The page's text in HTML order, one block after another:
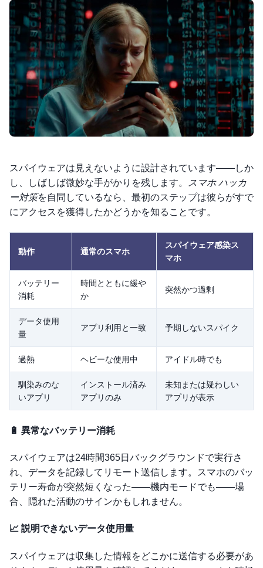
スパイウェアは見えないように設計されています——しか
し、しばしば微妙な手がかりを残します。
スマホ ハッカ
ー対策を自問しているなら、最初のステップは彼らがすで
にアクセスを獲得したかどうかを知ることです。
動作 通常のスマホ
スパイウェア感染ス
マホ
バッテリー
消耗
時間とともに緩や
か
突然かつ過剰
データ使用
量
アプリ利用と一致 予期しないスパイク
過熱 ヘビーな使用中 アイドル時でも
馴染みのな
いアプリ
インストール済み
アプリのみ
未知または疑わしい
アプリが表示
🔋 異常なバッテリー消耗
スパイウェアは24時間365日バックグラウンドで実行さ
れ、データを記録してリモート送信します。スマホのバッ
テリー寿命が突然短くなった——機内モードでも——場
合、隠れた活動のサインかもしれません。
📈 説明できないデータ使用量
スパイウェアは収集した情報をどこかに送信する必要があ